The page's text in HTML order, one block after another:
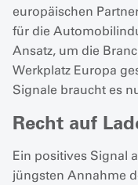
europäischen
für die
Ansatz, um die
Werkplatz Europa
Signale braucht es
Recht auf
Ein positives Signal
jüngsten Annahme